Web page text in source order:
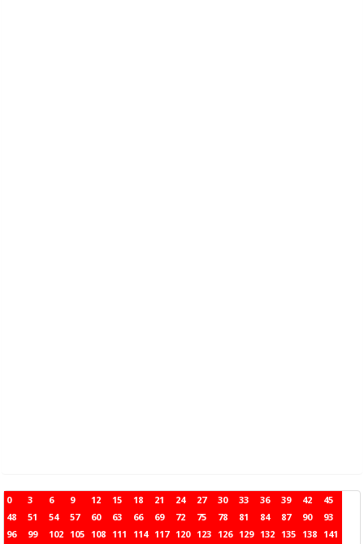
0 3 6 9 12 15 18 21 24 27 30 33 36 39 42
45
48
51 54 57 60 63 66 69 72 75 78 81 84 87 90
93
96
99 102 105 108 111 114 117 120 123 126 129 132 135 138 141